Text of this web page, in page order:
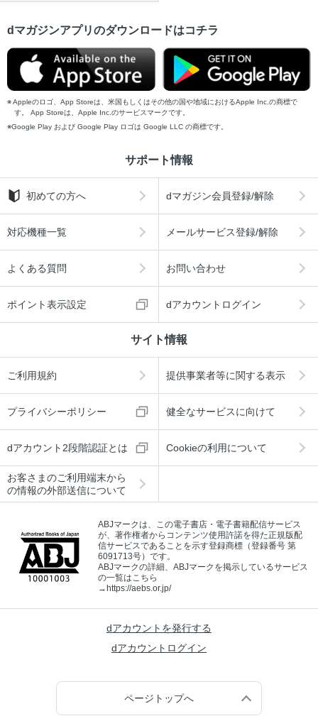
dマガジンアプリのダウンロードはコチラ
Appleのロゴ、App Storeは、米国もしくはその他の国や地域におけるApple Inc.の商標で
す。 App Storeは、Apple Inc.のサービスマークです。
Google Play および Google Play ロゴは Google LLC の商標です。
サポート情報
初めての方へ dマガジン会員登録/解除
対応機種一覧 メールサービス登録/解除
よくある質問 お問い合わせ
ポイント表示設定 dアカウントログイン
サイト情報
ご利用規約 提供事業者等に関する表示
プライバシーポリシー 健全なサービスに向けて
dアカウント2段階認証とは Cookieの利用について
お客さまのご利用端末から
の情報の外部送信について
ABJマークは、この電子書店・電子書籍配信サービス
が、著作権者からコンテンツ使用許諾を得た正規版配
信サービスであることを示す登録商標（登録番号 第
6091713号）です。
ABJマークの詳細、ABJマークを掲示しているサービス
の一覧はこちら
→ https://aebs.or.jp/
dアカウントを発行する
dアカウントログイン
ページトップへ